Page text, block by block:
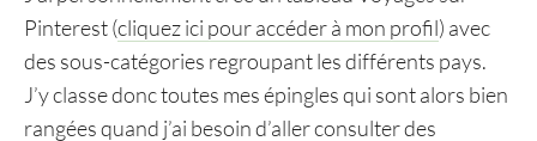
Pinterest (cliquez ici pour accéder à mon profil) avec
des sous-catégories regroupant les différents pays.
J’y classe donc toutes mes épingles qui sont alors bien
rangées quand j’ai besoin d’aller consulter des